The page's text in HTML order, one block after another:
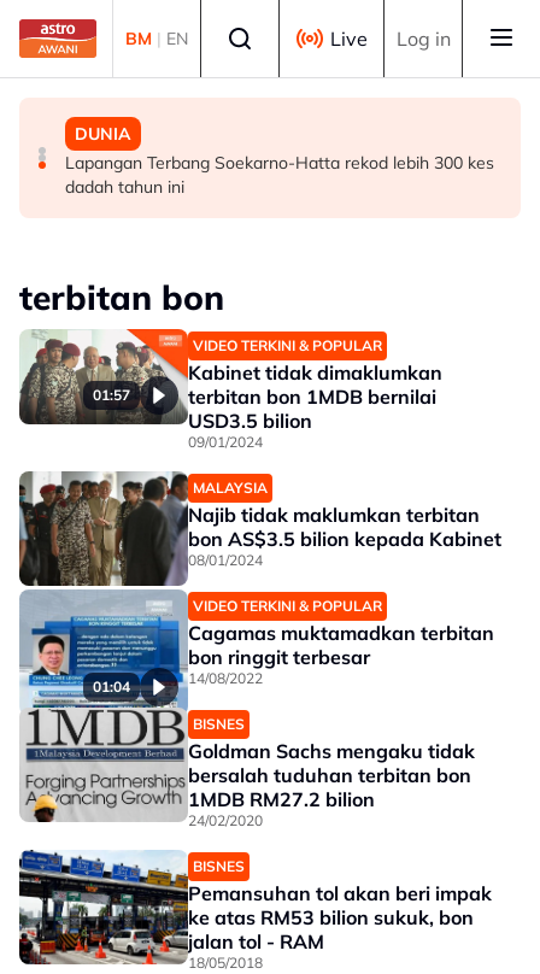
Skip to main content
BM | EN Live Log in
POLITIK
[TERKINI] 10 ADUN BN-PN dilantik Exco, terajui
pentadbiran Negeri Sembilan
POLITIK
PRU16: Kedudukan PH dijangka mengukuh, jajaran BN-
PN pula berliku - Penganalisis
DUNIA
Lapangan Terbang Soekarno-Hatta rekod lebih 300 kes
dadah tahun ini
terbitan bon
01:57
VIDEO TERKINI & POPULAR
Kabinet tidak dimaklumkan
terbitan bon 1MDB bernilai
USD3.5 bilion
09/01/2024
MALAYSIA
Najib tidak maklumkan terbitan
bon AS$3.5 bilion kepada Kabinet
08/01/2024
01:04
VIDEO TERKINI & POPULAR
Cagamas muktamadkan terbitan
bon ringgit terbesar
14/08/2022
BISNES
Goldman Sachs mengaku tidak
bersalah tuduhan terbitan bon
1MDB RM27.2 bilion
24/02/2020
BISNES
Pemansuhan tol akan beri impak
ke atas RM53 bilion sukuk, bon
jalan tol - RAM
18/05/2018